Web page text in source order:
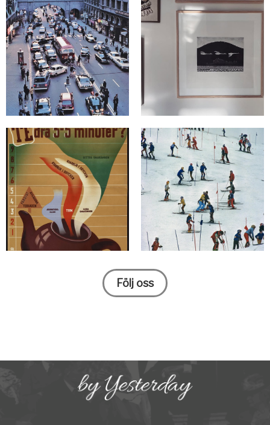
Följ oss